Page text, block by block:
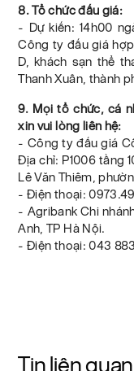
8. Tổ chức đấu giá:
- Dự kiến: 14h00
Công ty đấu giá
D, khách sạn thể
Thanh Xuân, thành
9. Mọi tổ chức, cá
xin vui lòng liên hệ:
- Công ty đấu giá
Địa chỉ: P1006 tầng
Lê Văn Thiêm,
- Điện thoại:
- Agribank Chi
Anh, TP Hà Nội.
- Điện thoại: 043
Tin liên quan